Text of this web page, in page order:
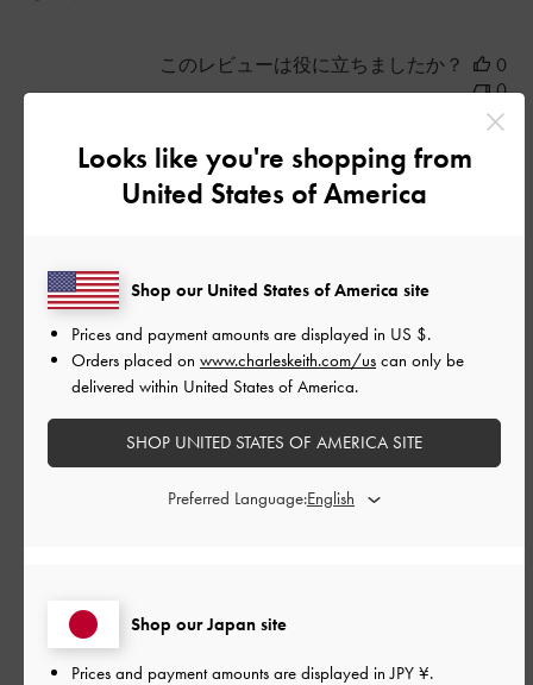
このレビューは役に立ちましたか？
0
0
ご利用者様
色味かわいい！
革はどちらかといえば柔らかめかな？
幅広,外反母趾で普段25cmの靴を履いていて、若干外反母趾が痛
いけど伸びそうな感じです。
心配な人はシューキーパー持っとくといいかも！
|カラー: ブラウン系
品質
とてもよかった
2025-12-12
Looks like you're shopping from
United States of America
Shop our Japan site
Prices and payment amounts are displayed inJPY ¥.
Shop our United States of America site
Prices and payment amounts are displayed in US $.
Orders placed on www.charleskeith.com/us can only be
delivered within United States of America.
SHOP UNITED STATES OF AMERICA SITE
Preferred Language: